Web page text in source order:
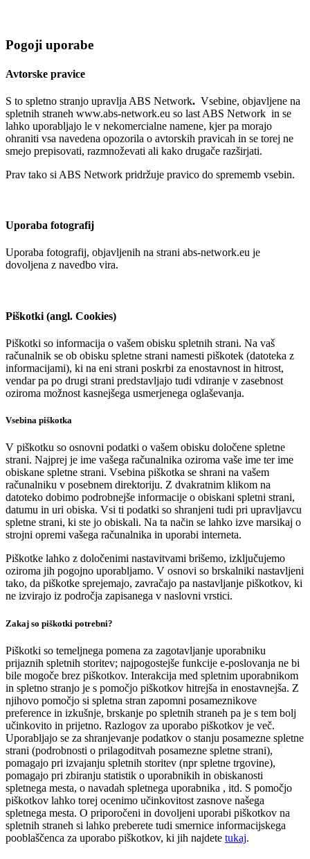
Pogoji uporabe
Avtorske pravice
S to spletno stranjo upravlja ABS Network. Vsebine, objavljene na
spletnih straneh www.abs-network.eu so last ABS Network in se
lahko uporabljajo le v nekomercialne namene, kjer pa morajo
ohraniti vsa navedena opozorila o avtorskih pravicah in se torej ne
smejo prepisovati, razmnoževati ali kako drugače razširjati.
Prav tako si ABS Network pridržuje pravico do sprememb vsebin.
Uporaba fotografij
Uporaba fotografij, objavljenih na strani abs-network.eu je
dovoljena z navedbo vira.
Piškotki (angl. Cookies)
Piškotki so informacija o vašem obisku spletnih strani. Na vaš
računalnik se ob obisku spletne strani namesti piškotek (datoteka z
informacijami), ki na eni strani poskrbi za enostavnost in hitrost,
vendar pa po drugi strani predstavljajo tudi vdiranje v zasebnost
oziroma možnost kasnejšega usmerjenega oglaševanja.
Vsebina piškotka
V piškotku so osnovni podatki o vašem obisku določene spletne
strani. Najprej je ime vašega računalnika oziroma vaše ime ter ime
obiskane spletne strani. Vsebina piškotka se shrani na vašem
računalniku v posebnem direktoriju. Z dvakratnim klikom na
datoteko dobimo podrobnejše informacije o obiskani spletni strani,
datumu in uri obiska. Vsi ti podatki so shranjeni tudi pri upravljavcu
spletne strani, ki ste jo obiskali. Na ta način se lahko izve marsikaj o
strojni opremi vašega računalnika in uporabi interneta.
Piškotke lahko z določenimi nastavitvami brišemo, izključujemo
oziroma jih pogojno uporabljamo. V osnovi so brskalniki nastavljeni
tako, da piškotke sprejemajo, zavračajo pa nastavljanje piškotkov, ki
ne izvirajo iz področja zapisanega v naslovni vrstici.
Zakaj so piškotki potrebni?
Piškotki so temeljnega pomena za zagotavljanje uporabniku
prijaznih spletnih storitev; najpogostejše funkcije e-poslovanja ne bi
bile mogoče brez piškotkov. Interakcija med spletnim uporabnikom
in spletno stranjo je s pomočjo piškotkov hitrejša in enostavnejša. Z
njihovo pomočjo si spletna stran zapomni posameznikove
preference in izkušnje, brskanje po spletnih straneh pa je s tem bolj
učinkovito in prijetno. Razlogov za uporabo piškotkov je več.
Uporabljajo se za shranjevanje podatkov o stanju posamezne spletne
strani (podrobnosti o prilagoditvah posamezne spletne strani),
pomagajo pri izvajanju spletnih storitev (npr spletne trgovine),
pomagajo pri zbiranju statistik o uporabnikih in obiskanosti
spletnega mesta, o navadah spletnega uporabnika , itd. S pomočjo
piškotkov lahko torej ocenimo učinkovitost zasnove našega
spletnega mesta. O priporočeni in dovoljeni uporabi piškotkov na
spletnih straneh si lahko preberete tudi smernice informacijskega
pooblaščenca za uporabo piškotkov, ki jih najdete tukaj.